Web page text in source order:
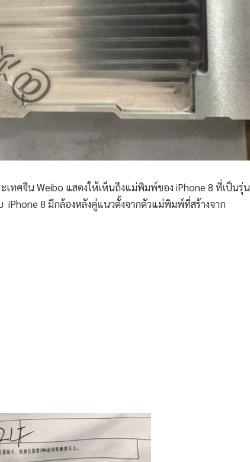
ทศจีน Weibo แสดงให้เห็นถึงแม่พิมพ์ของ iPhone 8 ที่เป็นรุ่น
iPhone 8 มีกล้องหลังคู่แนวตั้งจากตัวแม่พิมพ์ที่สร้างจาก